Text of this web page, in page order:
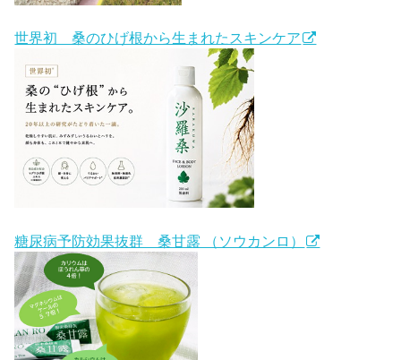
世界初 桑のひげ根から生まれたスキンケア
糖尿病予防効果抜群 桑甘露 （ソウカンロ）